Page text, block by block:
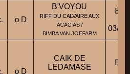
o D
B'VOYOU
RIFF DU CALVAIRE AUX
ACACIAS /
BIMBA VAN JOEFARM
03/
o D
CAIK DE
LEDAMASE